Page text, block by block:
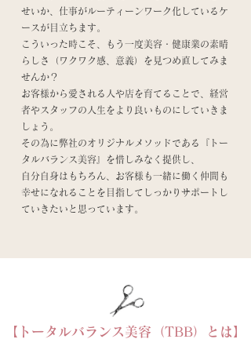
せいか、仕事がルーティーンワーク化しているケ
ースが目立ちます。
こういった時こそ、もう一度美容・健康業の素晴
らしさ（ワクワク感、意義）を見つめ直してみま
せんか？
お客様から愛される人や店を育てることで、経営
者やスタッフの人生をより良いものにしていきま
しょう。
その為に弊社のオリジナルメソッドである『トー
タルバランス美容』を惜しみなく提供し、
自分自身はもちろん、お客様も一緒に働く仲間も
幸せになれることを目指してしっかりサポートし
ていきたいと思っています。
【トータルバランス美容（TBB）とは】